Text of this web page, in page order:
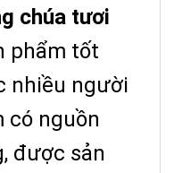
chúa tươi
phẩm tốt
nhiều người
có nguồn
được sản